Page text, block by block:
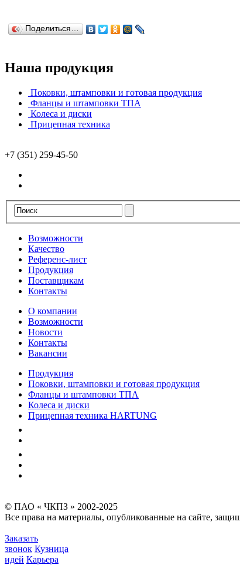
Поделиться…
Наша продукция
Поковки, штамповки и готовая продукция
Фланцы и штамповки ТПА
Колеса и диски
Прицепная техника
+7 (351) 259-45-50
Возможности
Качество
Референс-лист
Продукция
Поставщикам
Контакты
О компании
Возможности
Новости
Контакты
Вакансии
Продукция
Поковки, штамповки и готовая продукция
Фланцы и штамповки ТПА
Колеса и диски
Прицепная техника HARTUNG
© ПАО « ЧКПЗ » 2002-2025
Все права на материалы, опубликованные на сайте,
Заказать
звонок Кузница
идей Карьера